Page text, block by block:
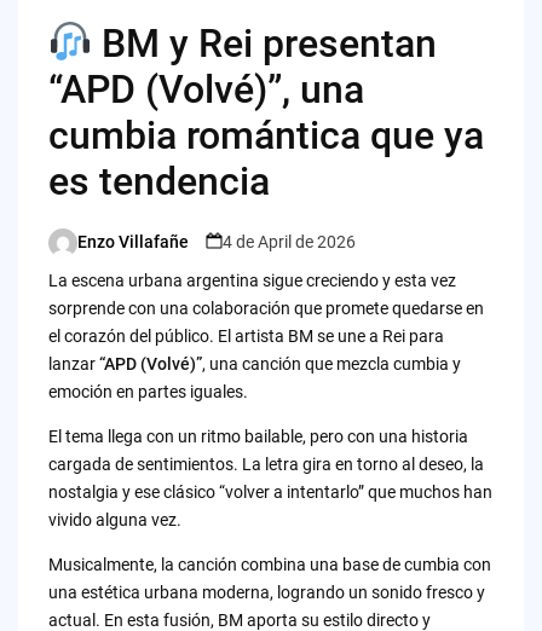
BM y Rei presentan
“APD (Volvé)”, una
cumbia romántica que ya
es tendencia
Posted
by
Enzo Villafañe
4 de April de 2026
La escena urbana argentina sigue creciendo y esta vez
sorprende con una colaboración que promete quedarse en
el corazón del público. El artista BM se une a Rei para
lanzar“APD (Volvé)”, una canción que mezcla cumbia y
emoción en partes iguales.
El tema llega con un ritmo bailable, pero con una historia
cargada de sentimientos. La letra gira en torno al deseo, la
nostalgia y ese clásico “volver a intentarlo” que muchos han
vivido alguna vez.
Musicalmente, la canción combina una base de cumbia con
una estética urbana moderna, logrando un sonido fresco y
actual. En esta fusión, BM aporta su estilo directo y